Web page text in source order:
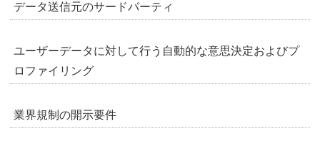
データ送信元のサードパーティ
ユーザーデータに対して行う自動的な意思決定およびプ
ロファイリング
業界規制の開示要件